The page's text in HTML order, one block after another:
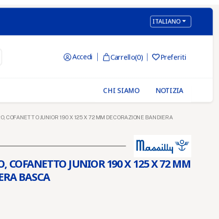
ITALIANO
Accedi Carrello(0) Preferiti
NOTIZIA
CHI SIAMO
COFANETTO JUNIOR 190 X 125 X 72 MM DECORAZIONE BANDIERA
COFANETTO JUNIOR 190 X 125 X 72 MM
BASCA